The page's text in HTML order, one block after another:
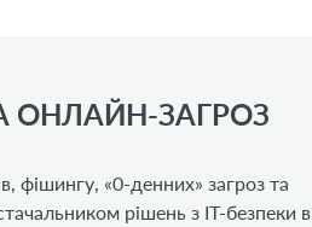
ОНЛАЙН-ЗАГРОЗ
фішингу, «0-денних» загроз та
рішень з IT-безпеки в